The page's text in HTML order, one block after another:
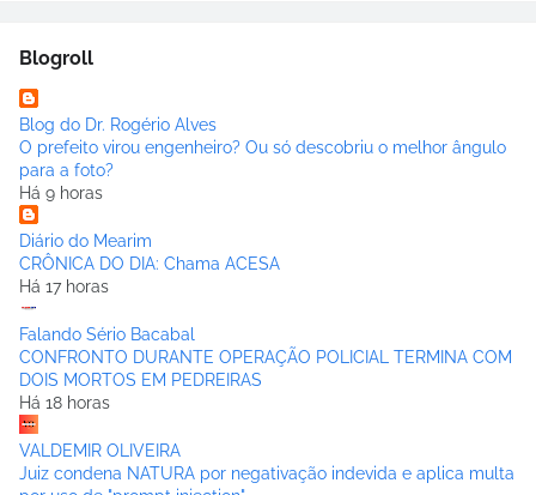
Blogroll
Blog do Dr. Rogério Alves
O prefeito virou engenheiro? Ou só descobriu o melhor ângulo
para a foto?
Há 9 horas
Diário do Mearim
CRÔNICA DO DIA: Chama ACESA
Há 17 horas
Falando Sério Bacabal
CONFRONTO DURANTE OPERAÇÃO POLICIAL TERMINA COM
DOIS MORTOS EM PEDREIRAS
Há 18 horas
VALDEMIR OLIVEIRA
Juiz condena NATURA por negativação indevida e aplica multa